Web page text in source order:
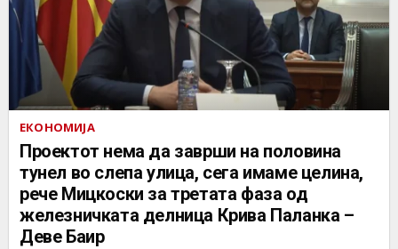
ЕКОНОМИЈА
Проектот нема да заврши на половина
тунел во слепа улица, сега имаме целина,
рече Мицкоски за третата фаза од
железничката делница Крива Паланка –
Деве Баир